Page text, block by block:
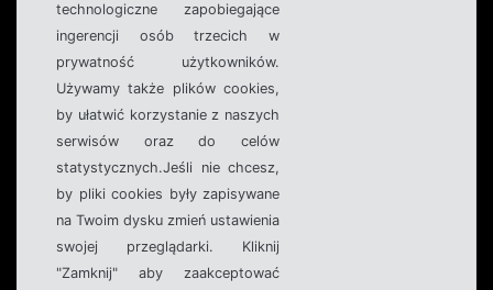
technologiczne zapobiegające
ingerencji osób trzecich w
prywatność użytkowników.
Używamy także plików cookies,
by ułatwić korzystanie z naszych
serwisów oraz do celów
statystycznych.Jeśli nie chcesz,
by pliki cookies były zapisywane
na Twoim dysku zmień ustawienia
swojej przeglądarki. Kliknij
"Zamknij" aby zaakceptować